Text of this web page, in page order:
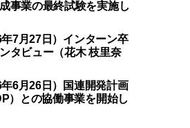
事業の最終試験を実施し
年7月27日）インターン卒
タビュー（花木 枝里奈
年6月26日）国連開発計画
）との協働事業を開始し